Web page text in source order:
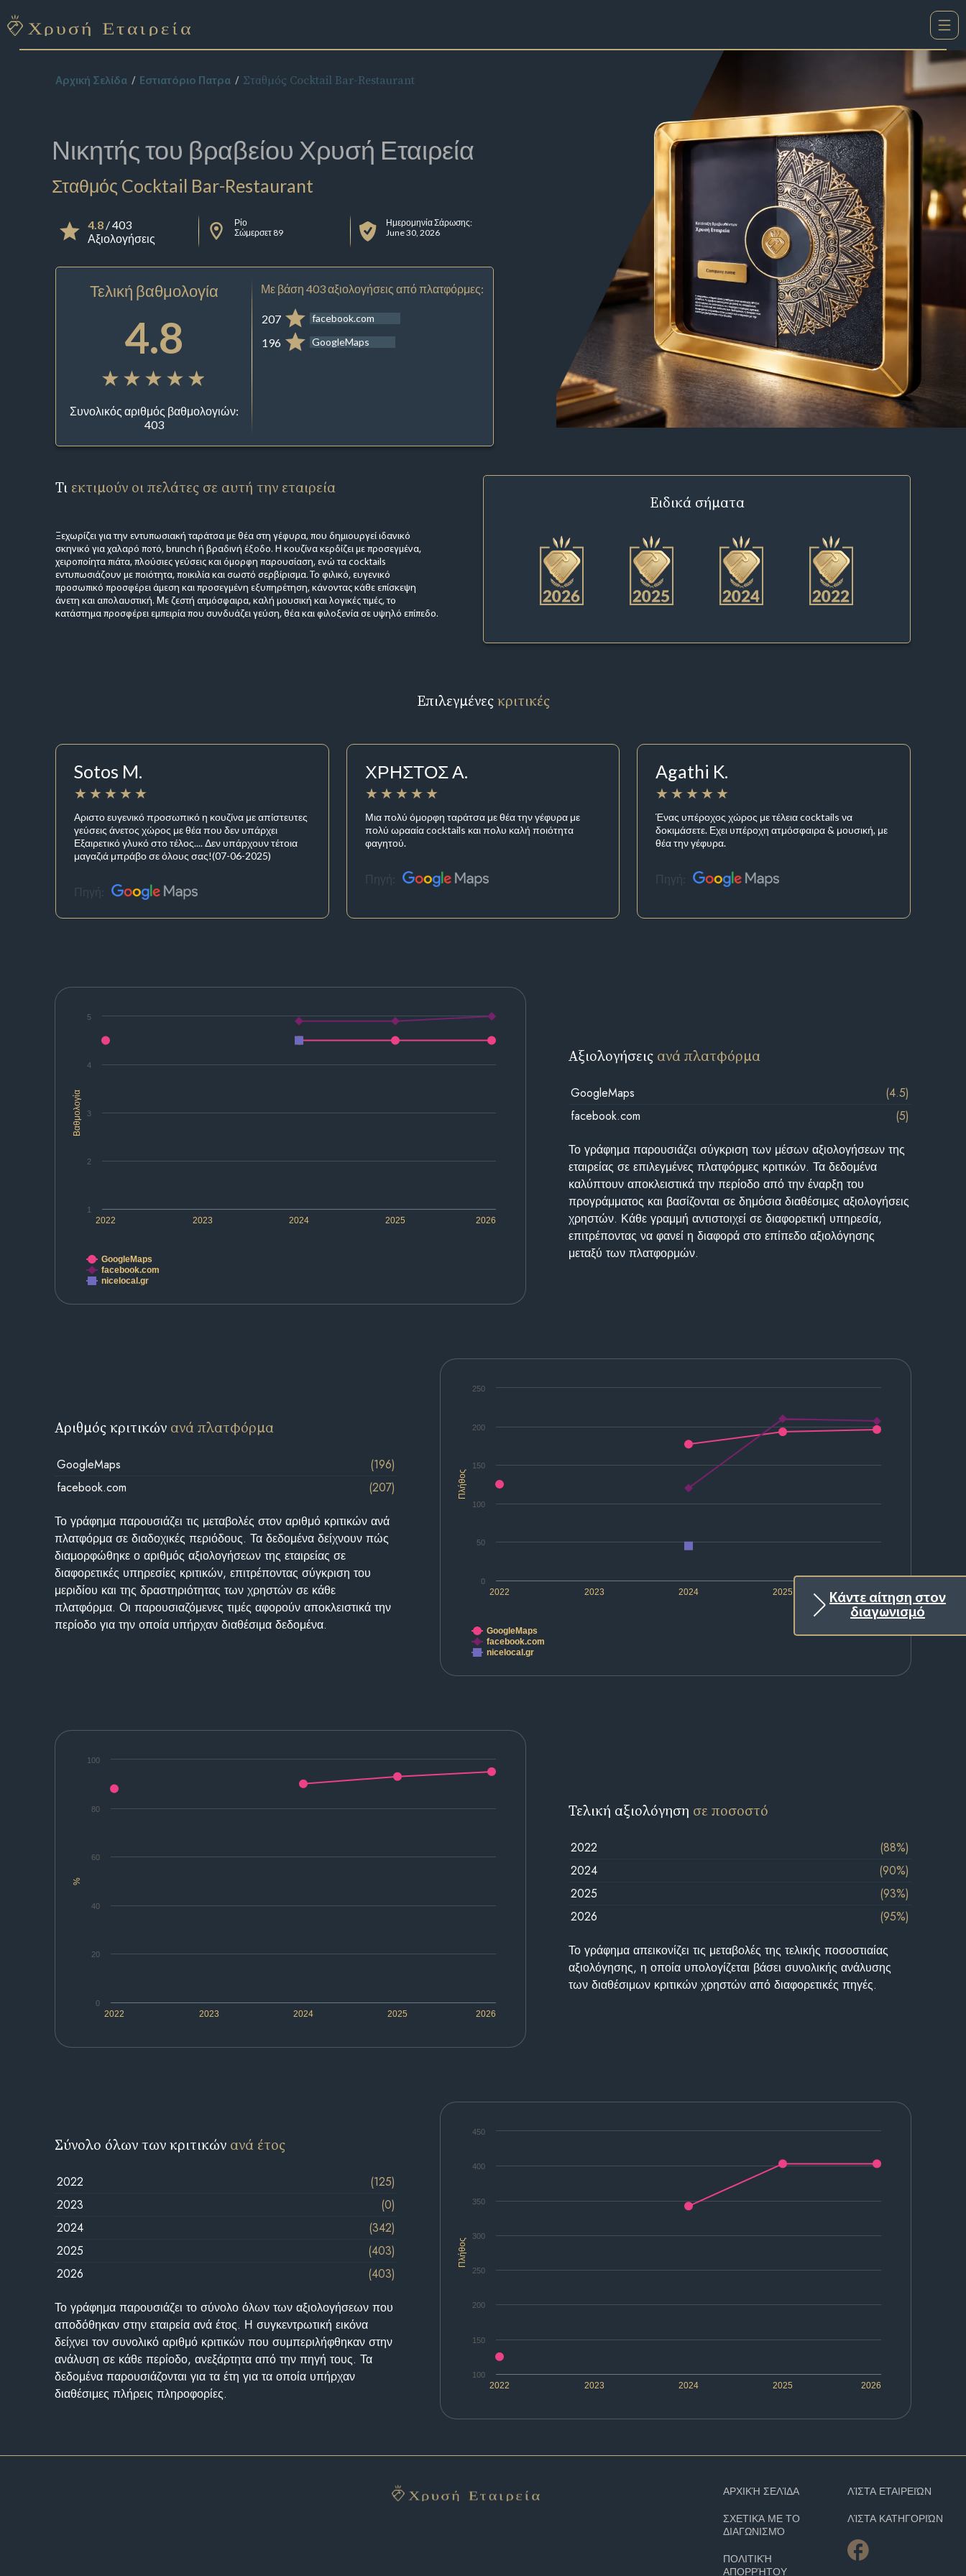
Κάντε αίτηση στον
διαγωνισμό
Αρχική Σελίδα Εστιατόριο Πατρα Σταθμός Cocktail Bar-Restaurant
Νικητής του βραβείου Χρυσή Εταιρεία
Σταθμός Cocktail Bar-Restaurant
4.8/ 403
Αξιολογήσεις
Ρίο
Σώμερσετ 89
Ημερομηνία Σάρωσης:
June 30, 2026
Τελική βαθμολογία
4.8
Συνολικός αριθμός βαθμολογιών:
403
Με βάση 403 αξιολογήσεις από πλατφόρμες:
207 facebook.com
196 GoogleMaps
Τι εκτιμούν οι πελάτες σε αυτή την εταιρεία
Ξεχωρίζει για την εντυπωσιακή ταράτσα με θέα στη γέφυρα, που δημιουργεί ιδανικό
σκηνικό για χαλαρό ποτό, brunch ή βραδινή έξοδο. Η κουζίνα κερδίζει με προσεγμένα,
χειροποίητα πιάτα, πλούσιες γεύσεις και όμορφη παρουσίαση, ενώ τα cocktails
εντυπωσιάζουν με ποιότητα, ποικιλία και σωστό σερβίρισμα. Το φιλικό, ευγενικό
προσωπικό προσφέρει άμεση και προσεγμένη εξυπηρέτηση, κάνοντας κάθε επίσκεψη
άνετη και απολαυστική. Με ζεστή ατμόσφαιρα, καλή μουσική και λογικές τιμές, το
κατάστημα προσφέρει εμπειρία που συνδυάζει γεύση, θέα και φιλοξενία σε υψηλό επίπεδο.
Ειδικά σήματα
Επιλεγμένεςκριτικές
Sotos M.
Αριστο ευγενικό προσωπικό η κουζίνα με απίστευτες
γεύσεις άνετος χώρος με θέα που δεν υπάρχει
Εξαιρετικό γλυκό στο τέλος.... Δεν υπάρχουν τέτοια
μαγαζιά μπράβο σε όλους σας!(07-06-2025)
Πηγή:
ΧΡΗΣΤΟΣ Α.
Μια πολύ όμορφη ταράτσα με θέα την γέφυρα με
πολύ ωρααία cocktails και πολυ καλή ποιότητα
φαγητού.
Πηγή:
Agathi K.
Ένας υπέροχος χώρος με τέλεια cocktails να
δοκιμάσετε. Εχει υπέροχη ατμόσφαιρα & μουσική, με
θέα την γέφυρα.
Πηγή:
Βαθμολογία
2022 2023 2024 2025 2026
1
2
3
4
5
GoogleMaps
facebook.com
nicelocal.gr
Αξιολογήσεις ανά πλατφόρμα
GoogleMaps
(4.5)
facebook.com
(5)
Το γράφημα παρουσιάζει σύγκριση των μέσων αξιολογήσεων της
εταιρείας σε επιλεγμένες πλατφόρμες κριτικών. Τα δεδομένα
καλύπτουν αποκλειστικά την περίοδο από την έναρξη του
προγράμματος και βασίζονται σε δημόσια διαθέσιμες αξιολογήσεις
χρηστών. Κάθε γραμμή αντιστοιχεί σε διαφορετική υπηρεσία,
επιτρέποντας να φανεί η διαφορά στο επίπεδο αξιολόγησης
μεταξύ των πλατφορμών.
Πλήθος
2022 2023 2024 2025 2026
0
50
100
150
200
250
GoogleMaps
facebook.com
nicelocal.gr
Αριθμός κριτικών ανά πλατφόρμα
GoogleMaps
(196)
facebook.com
(207)
Το γράφημα παρουσιάζει τις μεταβολές στον αριθμό κριτικών ανά
πλατφόρμα σε διαδοχικές περιόδους. Τα δεδομένα δείχνουν πώς
διαμορφώθηκε ο αριθμός αξιολογήσεων της εταιρείας σε
διαφορετικές υπηρεσίες κριτικών, επιτρέποντας σύγκριση του
μεριδίου και της δραστηριότητας των χρηστών σε κάθε
πλατφόρμα. Οι παρουσιαζόμενες τιμές αφορούν αποκλειστικά την
περίοδο για την οποία υπήρχαν διαθέσιμα δεδομένα.
%
2022 2023 2024 2025 2026
0
20
40
60
80
100
Τελική αξιολόγηση σε ποσοστό
2022
(88%)
2024
(90%)
2025
(93%)
2026
(95%)
Το γράφημα απεικονίζει τις μεταβολές της τελικής ποσοστιαίας
αξιολόγησης, η οποία υπολογίζεται βάσει συνολικής ανάλυσης
των διαθέσιμων κριτικών χρηστών από διαφορετικές πηγές.
Πλήθος
2022 2023 2024 2025 2026
100
150
200
250
300
350
400
450
Σύνολο όλων των κριτικών ανά έτος
2022
(125)
2023
(0)
2024
(342)
2025
(403)
2026
(403)
Το γράφημα παρουσιάζει το σύνολο όλων των αξιολογήσεων που
αποδόθηκαν στην εταιρεία ανά έτος. Η συγκεντρωτική εικόνα
δείχνει τον συνολικό αριθμό κριτικών που συμπεριλήφθηκαν στην
ανάλυση σε κάθε περίοδο, ανεξάρτητα από την πηγή τους. Τα
δεδομένα παρουσιάζονται για τα έτη για τα οποία υπήρχαν
διαθέσιμες πλήρεις πληροφορίες.
ΑΡΧΙΚΉ ΣΕΛΊΔΑ
ΣΧΕΤΙΚΆ ΜΕ ΤΟ
ΔΙΑΓΩΝΙΣΜΌ
ΠΟΛΙΤΙΚΉ
ΑΠΟΡΡΉΤΟΥ
ΛΊΣΤΑ ΕΤΑΙΡΕΙΏΝ
ΛΊΣΤΑ ΚΑΤΗΓΟΡΙΏΝ